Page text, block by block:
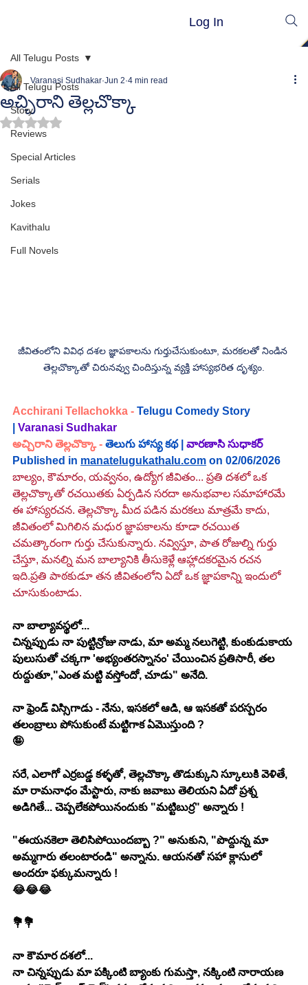
Log In
All Telugu Posts
Story
Reviews
Special Articles
Serials
Jokes
Kavithalu
Full Novels
All Telugu Posts
అచ్చిరాని తెల్లచొక్కా
Varanasi Sudhakar Jun 2 4 min read
Rated NaN out of 5 stars.
జీవితంలోని వివిధ దశల జ్ఞాపకాలను గుర్తుచేసుకుంటూ, మరకలతో నిండిన
తెల్లచొక్కాతో చిరునవ్వు చిందిస్తున్న వ్యక్తి హాస్యభరిత దృశ్యం.
Acchirani Tellachokka - Telugu Comedy Story
Varanasi Sudhakar
అచ్చిరాని తెల్లచొక్కా - తెలుగు హాస్య కథ |
వారణాసి సుధాకర్
Published in manatelugukathalu.com on 02/06/2026
బాల్యం, కౌమారం, యవ్వనం, ఉద్యోగ జీవితం... ప్రతి దశలో ఒక
తెల్లచొక్కాతో రచయితకు ఏర్పడిన సరదా అనుభవాల సమాహారమే
ఈ హాస్యరచన. తెల్లచొక్కా మీద పడిన మరకలు మాత్రమే కాదు,
జీవితంలో మిగిలిన మధుర జ్ఞాపకాలను కూడా రచయిత
చమత్కారంగా గుర్తు చేసుకున్నారు. నవ్విస్తూ, పాత రోజుల్ని గుర్తు
చేస్తూ, మనల్ని మన బాల్యానికి తీసుకెళ్లే ఆహ్లాదకరమైన రచన
ఇది.ప్రతి పాఠకుడూ తన జీవితంలోని ఏదో ఒక జ్ఞాపకాన్ని ఇందులో
చూసుకుంటాడు.
నా బాల్యావస్థలో...
చిన్నప్పుడు నా పుట్టిన్రోజు నాడు, మా అమ్మ నలుగెట్టి, కుంకుడుకాయ
పులుసుతో చక్కగా 'అభ్యంతరస్నానం' చేయించిన ప్రతిసారీ, తల
రుద్దుతూ,"ఎంత మట్టి వస్తోందో, చూడు" అనేది.
నా ఫ్రెండ్ విస్సిగాడు - నేను, ఇసకలో ఆడి, ఆ ఇసకతో పరస్పరం
తలంబ్రాలు పోసుకుంటే మట్టిగాక ఏమొస్తుంది ?
🤪
సరే, ఎలాగో ఎర్రబడ్డ కళ్ళతో, తెల్లచొక్కా తొడుక్కుని స్కూలుకి వెళితే,
మా రామనాధం మేస్టారు, నాకు జవాబు తెలియని ఏదో ప్రశ్న
అడిగితే... చెప్పలేకపోయినందుకు "మట్టిబుర్ర" అన్నారు !
"ఈయనకెలా తెలిసిపోయిందబ్బా ?" అనుకుని, "పొద్దున్న మా
అమ్మగారు తలంటారండి" అన్నాను. ఆయనతో సహా క్లాసులో
అందరూ ఫక్కుమన్నారు !
😂😂😂
💐💐
నా కౌమార దశలో...
నా చిన్నప్పుడు మా పక్కింటి బ్యాంకు గుమస్తా, నక్కింటి నారాయణ